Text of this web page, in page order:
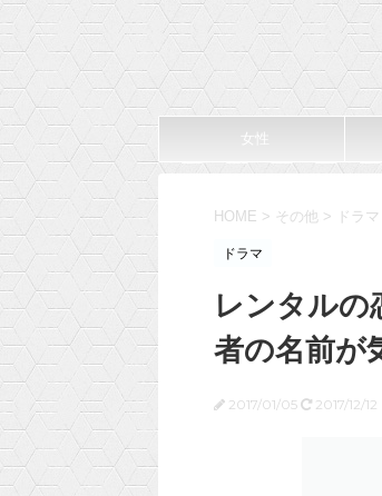
女性
HOME > その他 > ドラマ
ドラマ
レンタルの
者の名前が
2017/01/05 2017/12/12